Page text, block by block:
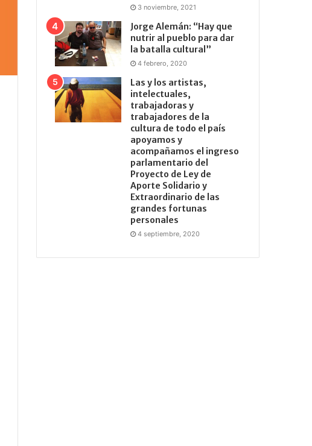
3 noviembre, 2021
Jorge Alemán: “Hay que
nutrir al pueblo para dar
la batalla cultural”
4 febrero, 2020
Las y los artistas,
intelectuales,
trabajadoras y
trabajadores de la
cultura de todo el país
apoyamos y
acompañamos el ingreso
parlamentario del
Proyecto de Ley de
Aporte Solidario y
Extraordinario de las
grandes fortunas
personales
4 septiembre, 2020